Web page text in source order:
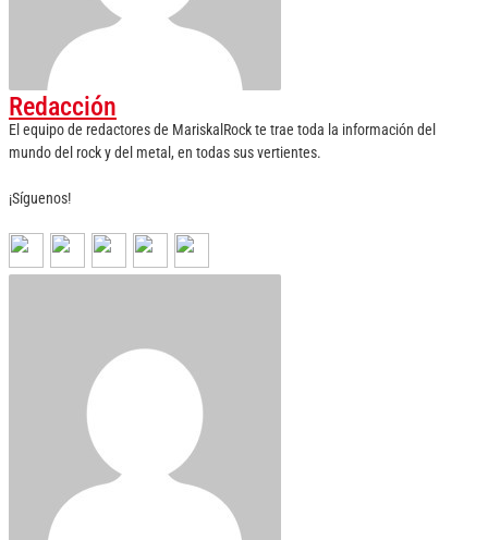
Redacción
El equipo de redactores de MariskalRock te trae toda la información del
mundo del rock y del metal, en todas sus vertientes.
¡Síguenos!